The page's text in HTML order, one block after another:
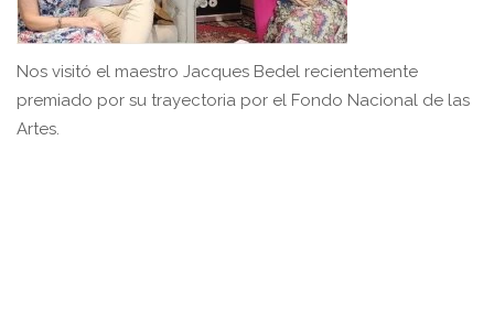
Nos visitó el maestro Jacques Bedel recientemente
premiado por su trayectoria por el Fondo Nacional de las
Artes.